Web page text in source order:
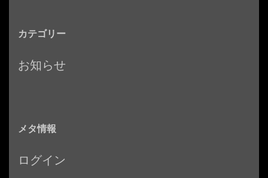
カテゴリー
お知らせ
メタ情報
ログイン